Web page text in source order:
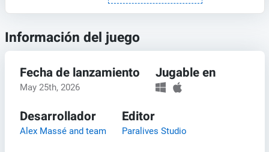
Información del juego
Fecha de lanzamiento
May 25th, 2026
Jugable en
Desarrollador
Alex Massé and team
Editor
Paralives Studio